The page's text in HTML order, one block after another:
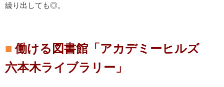
繰り出しても◎。
働ける図書館「アカデミーヒルズ
六本木ライブラリー」